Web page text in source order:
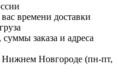
времени доставки
заказа и адреса
Нижнем Новгороде (пн-пт,